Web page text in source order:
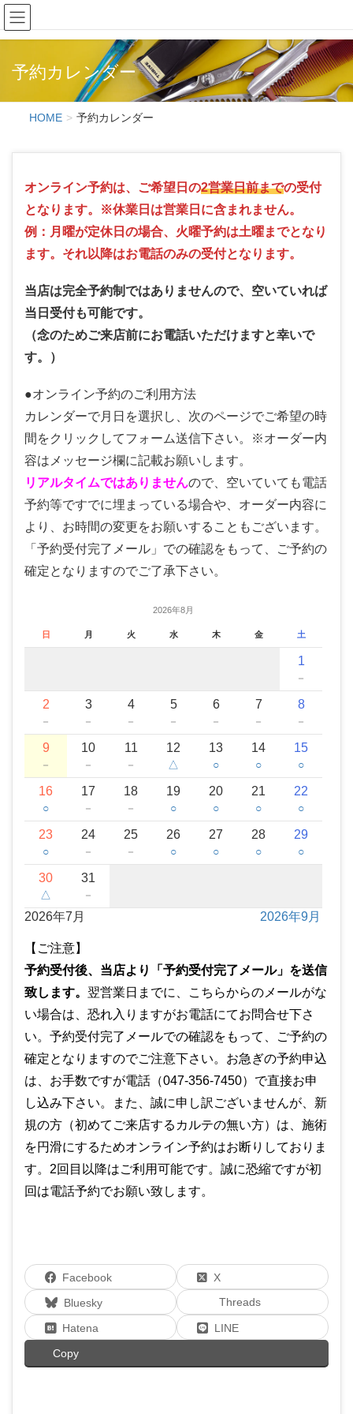
予約カレンダー
HOME 予約カレンダー
オンライン予約は、ご希望日の2営業日前までの受付
となります。※休業日は営業日に含まれません。
例：月曜が定休日の場合、火曜予約は土曜までとなり
ます。それ以降はお電話のみの受付となります。
当店は完全予約制ではありませんので、空いていれば
当日受付も可能です。
（念のためご来店前にお電話いただけますと幸いで
す。）
●オンライン予約のご利用方法
カレンダーで月日を選択し、次のページでご希望の時
間をクリックしてフォーム送信下さい。※オーダー内
容はメッセージ欄に記載お願いします。
リアルタイムではありませんので、空いていても電話
予約等ですでに埋まっている場合や、オーダー内容に
より、お時間の変更をお願いすることもございます。
「予約受付完了メール」での確認をもって、ご予約の
確定となりますのでご了承下さい。
2026年8月
日 月 火 水 木 金 土
1
－
2
－
3
－
4
－
5
－
6
－
7
－
8
－
9
－
10
－
11
－
12
△
13
○
14
○
15
○
16
○
17
－
18
－
19
○
20
○
21
○
22
○
23
○
24
－
25
－
26
○
27
○
28
○
29
○
30
△
31
－
2026年7月 2026年9月
【ご注意】
予約受付後、当店より「予約受付完了メール」を送信
致します。 翌営業日までに、こちらからのメールがな
い場合は、恐れ入りますがお電話にてお問合せ下さ
い。予約受付完了メールでの確認をもって、ご予約の
確定となりますのでご注意下さい。お急ぎの予約申込
は、お手数ですが電話（047-356-7450）で直接お申
し込み下さい。また、誠に申し訳ございませんが、新
規の方（初めてご来店するカルテの無い方）は、施術
を円滑にするためオンライン予約はお断りしておりま
す。2回目以降はご利用可能です。誠に恐縮ですが初
回は電話予約でお願い致します。
Facebook
X
Bluesky
Threads
Hatena
LINE
Copy